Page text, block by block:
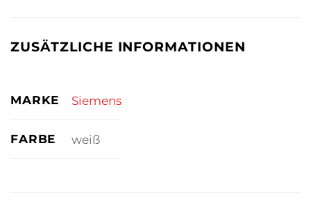
ZUSÄTZLICHE INFORMATIONEN
MARKE Siemens
FARBE weiß